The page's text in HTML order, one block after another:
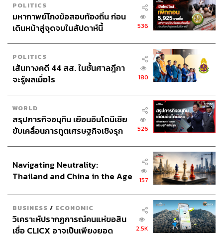
POLITICS
มหากาพย์โกงข้อสอบท้องถิ่น ก่อน
เดินหน้าสู่จุดจบในสัปดาห์นี้
536
POLITICS
เส้นทางคดี 44 สส. ในชั้นศาลฎีกา
จะรู้ผลเมื่อไร
180
WORLD
สรุปภารกิจอนุทิน เยือนอินโดนีเซีย
ขับเคลื่อนการทูตเศรษฐกิจเชิงรุก
526
Navigating Neutrality:
Thailand and China in the Age
157
BUSINESS / ECONOMIC
วิเคราะห์ปรากฏการณ์คนแห่ขอสิน
เชื่อ CLICX อาจเป็นเพียงยอด
2.5K